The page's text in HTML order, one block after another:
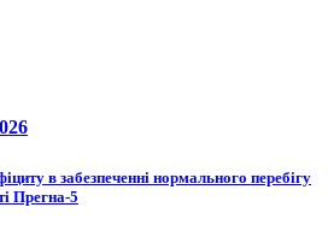
в забезпеченні нормального перебігу
Прегна-5